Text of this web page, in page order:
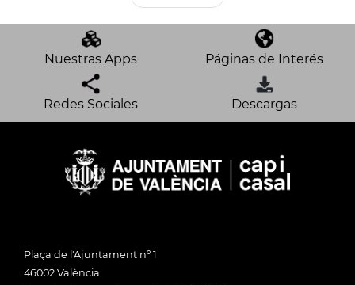
Nuestras Apps Páginas de Interés
Redes Sociales Descargas
Plaça de l'Ajuntament nº 1
46002 València